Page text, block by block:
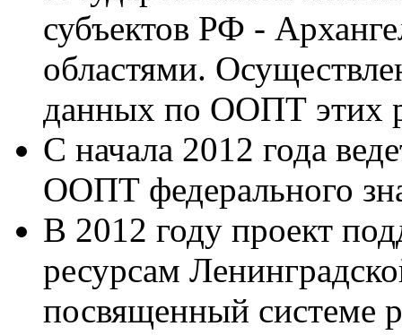
субъектов РФ -
областями.
данных по ООПТ этих
С начала 2012 года
ООПТ федерального
В 2012 году проект
ресурсам
посвященный системе